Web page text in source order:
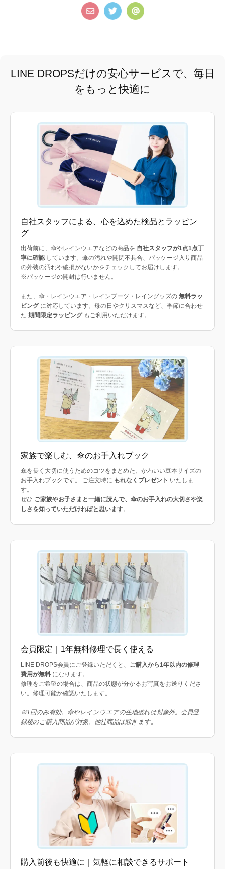
LINE DROPSだけの安心サービスで、毎日
をもっと快適に
自社スタッフによる、心を込めた検品とラッピン
グ
出荷前に、傘やレインウエアなどの商品を 自社スタッフが1点1点丁
寧に確認しています。傘の汚れや開閉不具合、パッケージ入り商品
の外装の汚れや破損がないかをチェックしてお届けします。
※パッケージの開封は行いません。
また、傘・レインウエア・レインブーツ・レイングッズの 無料ラッ
ピングに対応しています。母の日やクリスマスなど、季節に合わせ
た 期間限定ラッピングもご利用いただけます。
家族で楽しむ、傘のお手入れブック
傘を長く大切に使うためのコツをまとめた、かわいい豆本サイズの
お手入れブックです。 ご注文時に もれなくプレゼント いたしま
す。
ぜひ ご家族やお子さまと一緒に読んで、傘のお手入れの大切さや楽
しさを知っていただければと思います。
会員限定｜1年無料修理で長く使える
LINE DROPS会員にご登録いただくと、 ご購入から1年以内の修理
費用が無料 になります。
修理をご希望の場合は、商品の状態が分かるお写真をお送りくださ
い。修理可能か確認いたします。
※1回のみ有効。傘やレインウエアの生地破れは対象外。会員登
録後のご購入商品が対象。他社商品は除きます。
購入前後も快適に｜気軽に相談できるサポート